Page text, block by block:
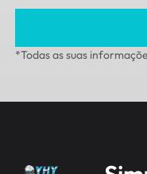
*Todas as suas